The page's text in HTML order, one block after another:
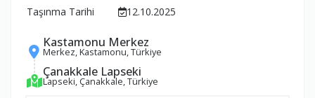
Taşınma Tarihi
12.10.2025
Kastamonu Merkez
Merkez, Kastamonu, Türkiye
Çanakkale Lapseki
Lapseki, Çanakkale, Türkiye